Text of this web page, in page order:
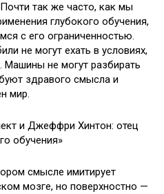
так же часто, как мы
глубокого обучения,
с его ограниченностью.
не могут ехать в условиях,
не могут разбирать
здравого смысла и
мир.
смысле имитирует
мозге, но поверхностно —